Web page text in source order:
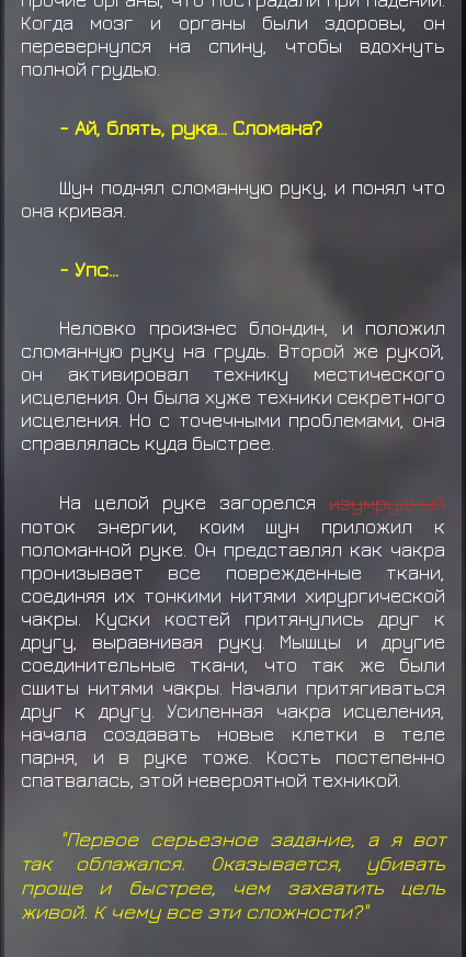
Когда мозг и органы были здоровы, он
перевернулся на спину, чтобы вдохнуть
полной грудью.
- Ай, блять, рука... Сломана?
Шун поднял сломанную руку, и понял что
она кривая.
- Упс...
Неловко произнес блондин, и положил
сломанную руку на грудь. Второй же рукой,
он активировал технику местического
исцеления. Он была хуже техники секретного
исцеления. Но с точечными проблемами, она
справлялась куда быстрее.
На целой руке загорелсяизумрудный
поток энергии, коим шун приложил к
поломанной руке. Он представлял как чакра
пронизывает все поврежденные ткани,
соединяя их тонкими нитями хирургической
чакры. Куски костей притянулись друг к
другу, выравнивая руку. Мышцы и другие
соединительные ткани, что так же были
сшиты нитями чакры. Начали притягиваться
друг к другу. Усиленная чакра исцеления,
начала создавать новые клетки в теле
парня, и в руке тоже. Кость постепенно
спатвалась, этой невероятной техникой.
"Первое серьезное задание, а я вот
так облажался. Оказывается, убивать
проще и быстрее, чем захватить цель
живой. К чему все эти сложности?"